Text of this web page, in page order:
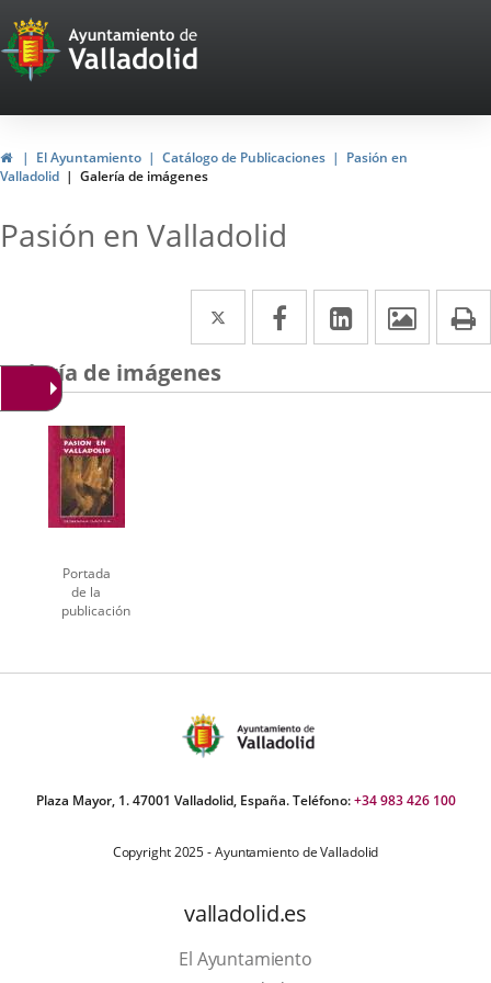
Portal
Web
del
Ayuntamiento
de
Valladolid
InicioEl Ayuntamiento Catálogo de Publicaciones
Pasión en
Valladolid
Galería de imágenes
Pasión en Valladolid
Twitter
Enlace
a
una
Facebook
Enlace
a
una
LinkedIn
Enlace
a
una
Galería de imágenes
Portada
de la
publicación
Plaza Mayor, 1. 47001 Valladolid, España. Teléfono:+34 983 426 100
Copyright 2025 - Ayuntamiento de Valladolid
valladolid.es
El Ayuntamiento